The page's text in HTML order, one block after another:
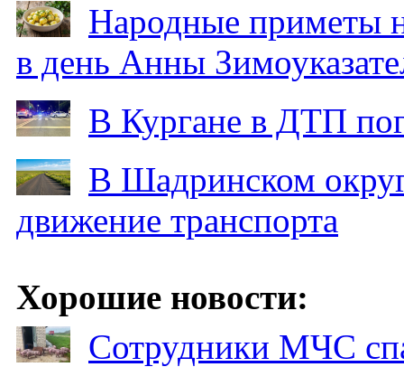
Народные приметы
в день Анны
В Кургане в ДТП
В Шадринском
движение транспорта
Хорошие новости:
Сотрудники МЧС